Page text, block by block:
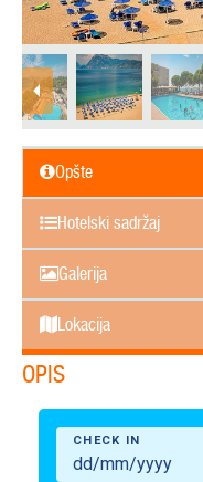
Opšte
Hotelski sadržaj
Galerija
Lokacija
OPIS